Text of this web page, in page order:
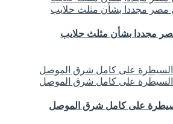
مجددا بشأن مثلث حلايب
السيطرة على كامل شرق الموصل